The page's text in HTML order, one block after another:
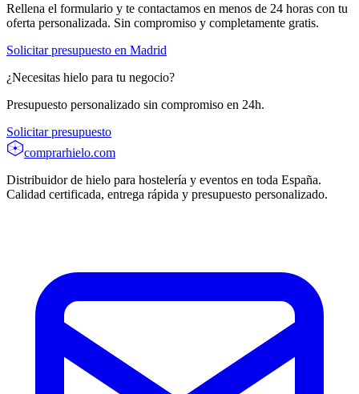
Rellena el formulario y te contactamos en menos de 24 horas con tu
oferta personalizada. Sin compromiso y completamente gratis.
Solicitar presupuesto en Madrid
¿Necesitas hielo para tu negocio?
Presupuesto personalizado sin compromiso en 24h.
Solicitar presupuesto
comprarhielo.com
Distribuidor de hielo para hostelería y eventos en toda España.
Calidad certificada, entrega rápida y presupuesto personalizado.